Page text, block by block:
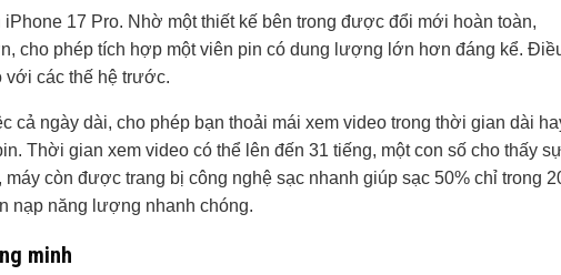
17 Pro. Nhờ một thiết kế bên trong được đổi mới hoàn toàn,
cho phép tích hợp một viên pin có dung lượng lớn hơn đáng kể.
các thế hệ trước.
cả ngày dài, cho phép bạn thoải mái xem video trong thời gian dài
Thời gian xem video có thể lên đến 31 tiếng, một con số cho thấy
còn được trang bị công nghệ sạc nhanh giúp sạc 50% chỉ trong
nạp năng lượng nhanh chóng.
minh